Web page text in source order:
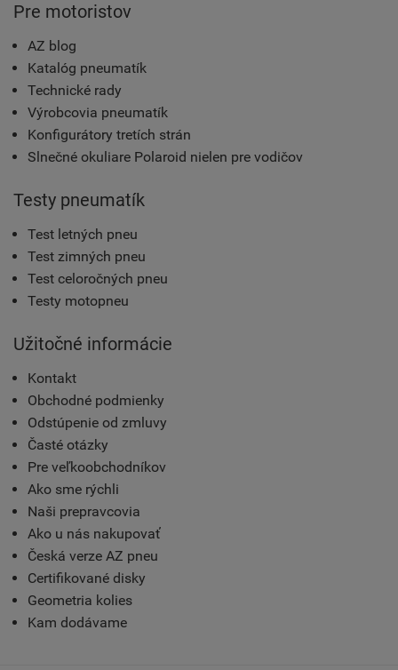
Pre motoristov
AZ blog
Katalóg pneumatík
Technické rady
Výrobcovia pneumatík
Konfigurátory tretích strán
Slnečné okuliare Polaroid nielen pre vodičov
Testy pneumatík
Test letných pneu
Test zimných pneu
Test celoročných pneu
Testy motopneu
Užitočné informácie
Kontakt
Obchodné podmienky
Odstúpenie od zmluvy
Časté otázky
Pre veľkoobchodníkov
Ako sme rýchli
Naši prepravcovia
Ako u nás nakupovať
Česká verze AZ pneu
Certifikované disky
Geometria kolies
Kam dodávame